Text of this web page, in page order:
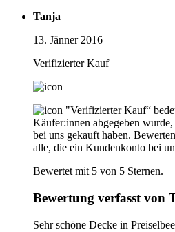
Tanja
13. Jänner 2016
Verifizierter Kauf
"Verifizierter Kauf“
Käufer:innen abgegeben
bei uns gekauft haben.
alle, die ein Kundenkonto bei
Bewertet mit 5 von 5 Sternen.
Bewertung verfasst von
Sehr schöne Decke in